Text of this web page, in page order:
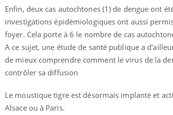
Enfin, deux cas autochtones (1) de dengue ont
investigations épidémiologiques ont aussi
foyer. Cela porte à 6 le nombre de cas
A ce sujet, une étude de santé publique a
de mieux comprendre comment le virus de la
contrôler sa diffusion
Le moustique tigre est désormais implanté et
Alsace ou à Paris.